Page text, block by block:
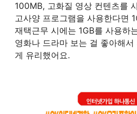
100MB, 고화질 영상 컨텐츠를
고사양 프로그램을 사용한다면
재택근무 시에는 1GB를 사용하
영화나 드라마 보는 걸 좋아해
게 유리했어요.